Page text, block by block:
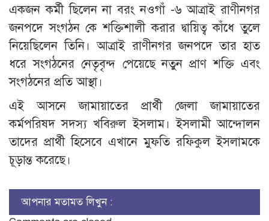
একজন কর্মী ছিলেন না বরং নওগাঁ -৬ আত্রাই রাণীনগর
জনপদে সংগঠন কে শক্তিশালী করার দ্বায়িত্ব কাঁধে তুলে
নিয়েছিলেন তিনি। আত্রাই রাণীনগর জনপদে তার হাত
ধরে সংগঠনের নেতৃবৃন্দ পেয়েছে নতুন প্রাণ শক্তি এবং
সংগঠনের প্রতি আস্থা।
এই আসনে জামায়াতের প্রার্থী জেলা জামায়াতের
কর্মপরিষদ সদস্য খবিরুল ইসলাম। ইসলামী আন্দোলন
তাদের প্রার্থী হিসেবে এখানে মুফতি রফিকুল ইসলামকে
চূড়ান্ত করেছে।
আপনার মতামত লিখুন :